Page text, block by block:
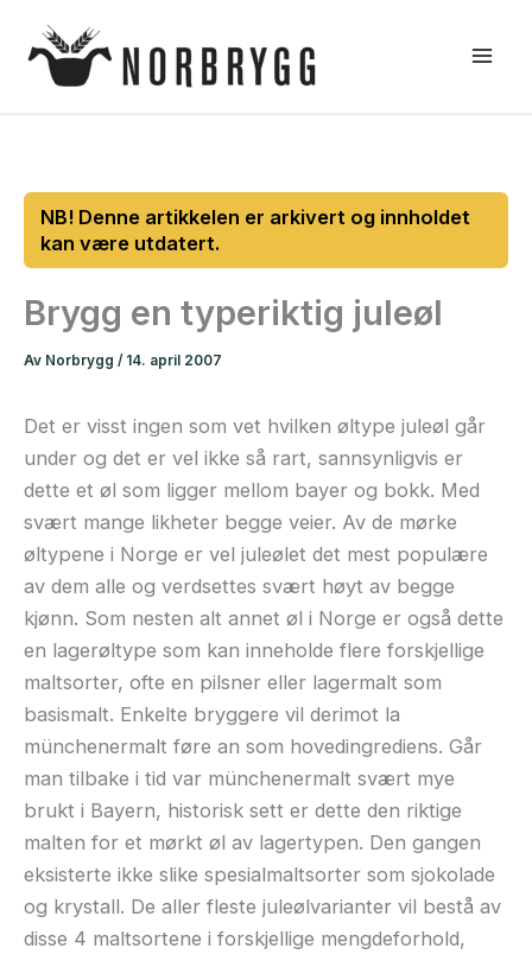
rett
Brygg en typeriktig juleøl
Av Norbrygg / 14. april 2007
Det er visst ingen som vet hvilken øltype juleøl går
under og det er vel ikke så rart, sannsynligvis er
dette et øl som ligger mellom bayer og bokk. Med
svært mange likheter begge veier. Av de mørke
øltypene i Norge er vel juleølet det mest populære
av dem alle og verdsettes svært høyt av begge
kjønn. Som nesten alt annet øl i Norge er også dette
en lagerøltype som kan inneholde flere forskjellige
maltsorter, ofte en pilsner eller lagermalt som
basismalt. Enkelte bryggere vil derimot la
münchenermalt føre an som hovedingrediens. Går
man tilbake i tid var münchenermalt svært mye
brukt i Bayern, historisk sett er dette den riktige
malten for et mørkt øl av lagertypen. Den gangen
eksisterte ikke slike spesialmaltsorter som sjokolade
og krystall. De aller fleste juleølvarianter vil bestå av
disse 4 maltsortene i forskjellige mengdeforhold,